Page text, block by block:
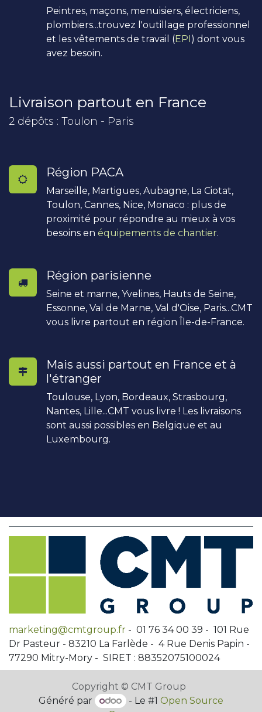
Peintres, maçons, menuisiers, électriciens,
plombiers...trouvez l'outillage professionnel
et les vêtements de travail (EPI) dont vous
avez besoin.
Livraison partout en France
2 dépôts : Toulon - Paris
Région PACA
Marseille, Martigues, Aubagne, La Ciotat,
Toulon, Cannes, Nice, Monaco : plus de
proximité pour répondre au mieux à vos
besoins en équipements de chantier.
Région parisienne
Seine et marne, Yvelines, Hauts de Seine,
Essonne, Val de Marne, Val d'Oise, Paris...CMT
vous livre partout en région Île-de-France.
Mais aussi partout en France et à
l'étranger
Toulouse, Lyon, Bordeaux, Strasbourg,
Nantes, Lille...CMT vous livre ! Les livraisons
sont aussi possibles en Belgique et au
Luxembourg.
marketing@cmtgroup.fr - 01 76 34 00 39 - 101 Rue
Dr Pasteur - 83210 La Farlède - 4 Rue Denis Papin -
77290 Mitry-Mory - SIRET : 88352075100024
Copyright © CMT Group
Généré par
- Le #1Open Source